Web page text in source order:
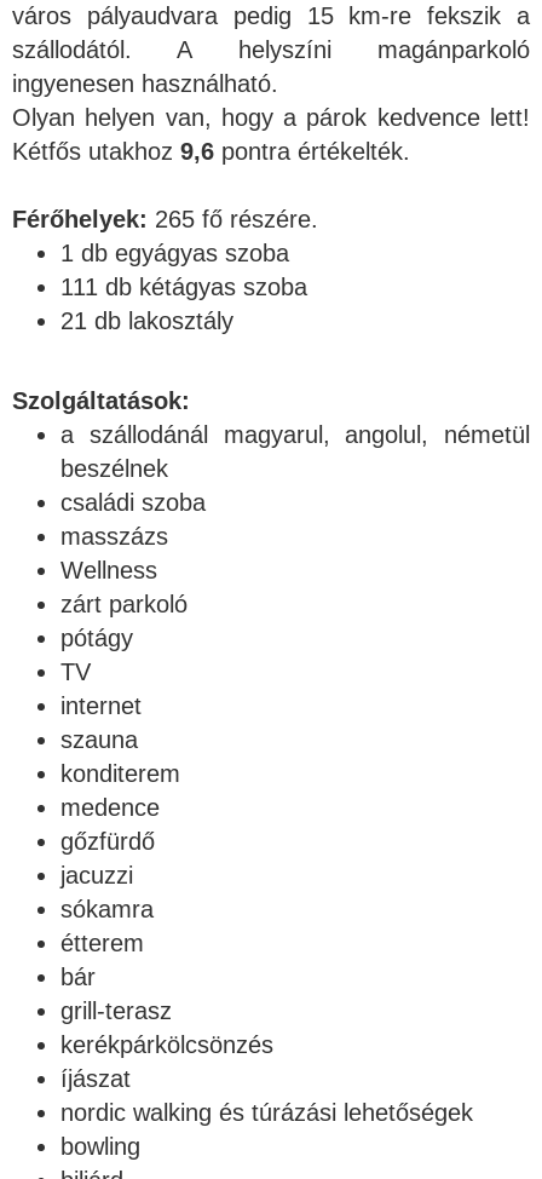
város pályaudvara pedig 15 km-re fekszik a
szállodától. A helyszíni magánparkoló
ingyenesen használható.
Olyan helyen van, hogy a párok kedvence lett!
Kétfős utakhoz 9,6 pontra értékelték.
Férőhelyek: 265 fő részére.
1 db egyágyas szoba
111 db kétágyas szoba
21 db lakosztály
Szolgáltatások:
a szállodánál magyarul, angolul, németül
beszélnek
családi szoba
masszázs
Wellness
zárt parkoló
pótágy
TV
internet
szauna
konditerem
medence
gőzfürdő
jacuzzi
sókamra
étterem
bár
grill-terasz
kerékpárkölcsönzés
íjászat
nordic walking és túrázási lehetőségek
bowling